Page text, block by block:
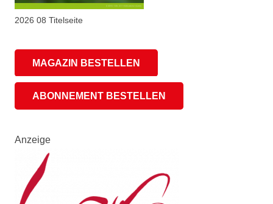
2026 08 Titelseite
MAGAZIN BESTELLEN
ABONNEMENT BESTELLEN
Anzeige